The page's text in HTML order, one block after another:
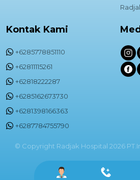
Kontak Kami
+6285778851110
+62811115261
+62818222287
+6285162673730
+6281398166363
+6287784755790
© Copyright Radjak Hospital 2026